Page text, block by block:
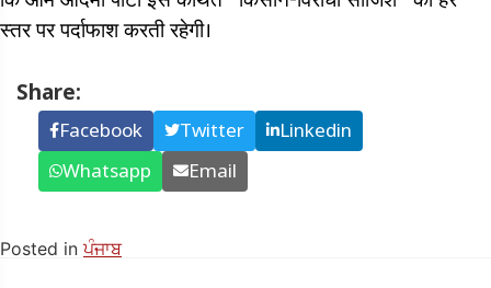
स्तर पर पर्दाफाश करती रहेगी।
Share:
Facebook Twitter
Linkedin
Whatsapp
Email
Posted inਪੰਜਾਬ